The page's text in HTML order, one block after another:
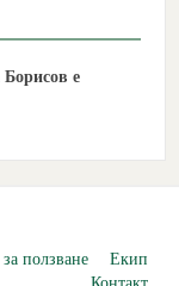
е
ползване
Екип
Контакт